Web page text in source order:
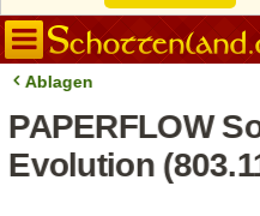
Ablagen
PAPERFLOW
Evolution